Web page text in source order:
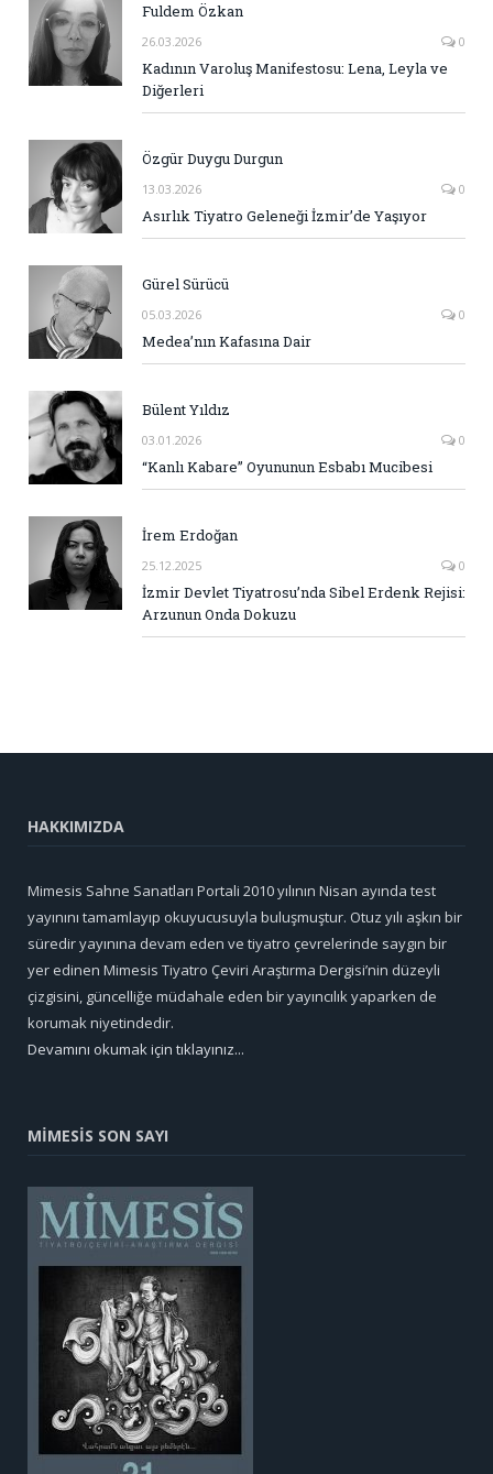
Fuldem Özkan
26.03.2026 0
Kadının Varoluş Manifestosu: Lena, Leyla ve
Diğerleri
Özgür Duygu Durgun
13.03.2026 0
Asırlık Tiyatro Geleneği İzmir’de Yaşıyor
Gürel Sürücü
05.03.2026 0
Medea’nın Kafasına Dair
Bülent Yıldız
03.01.2026 0
“Kanlı Kabare” Oyununun Esbabı Mucibesi
İrem Erdoğan
25.12.2025 0
İzmir Devlet Tiyatrosu’nda Sibel Erdenk Rejisi:
Arzunun Onda Dokuzu
HAKKIMIZDA
Mimesis Sahne Sanatları Portali 2010 yılının Nisan ayında test
yayınını tamamlayıp okuyucusuyla buluşmuştur. Otuz yılı aşkın bir
süredir yayınına devam eden ve tiyatro çevrelerinde saygın bir
yer edinen Mimesis Tiyatro Çeviri Araştırma Dergisi’nin düzeyli
çizgisini, güncelliğe müdahale eden bir yayıncılık yaparken de
korumak niyetindedir.
Devamını okumak için tıklayınız...
MİMESİS SON SAYI